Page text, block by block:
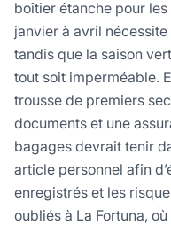
boîtier étanche pour
janvier à avril
tandis que la saison
tout soit imperméable.
trousse de premiers
documents et une
bagages devrait tenir
article personnel afin
enregistrés et les
oubliés à La Fortuna,